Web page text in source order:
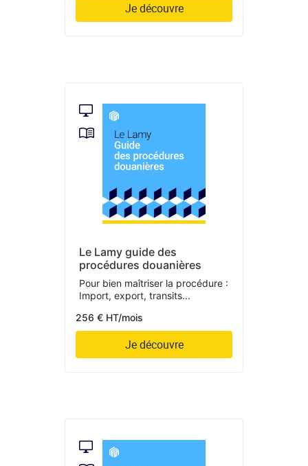
Je découvre
Le Lamy guide des
procédures douanières
Pour bien maîtriser la procédure :
Import, export, transits...
256 € HT/mois
Je découvre